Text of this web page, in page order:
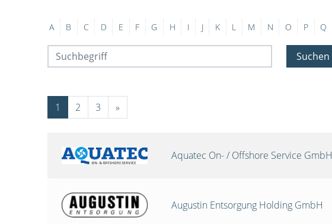
A B C D E F G H I J K L M N O P Q
Suchen
1 2 3 »
Aquatec On- / Offshore Service GmbH
Augustin Entsorgung Holding GmbH